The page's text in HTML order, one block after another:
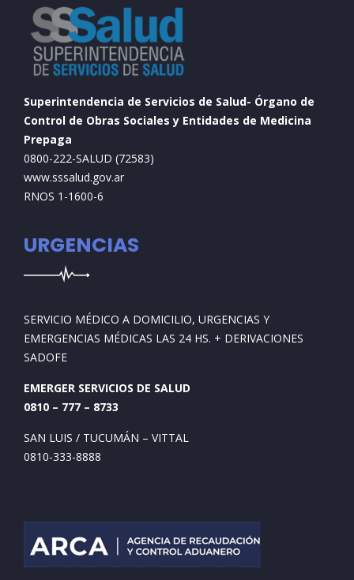
Superintendencia de Servicios de Salud- Órgano de
Control de Obras Sociales y Entidades de Medicina
Prepaga
0800-222-SALUD (72583)
www.sssalud.gov.ar
RNOS 1-1600-6
URGENCIAS
SERVICIO MÉDICO A DOMICILIO, URGENCIAS Y
EMERGENCIAS MÉDICAS LAS 24 HS. + DERIVACIONES
SADOFE
EMERGER SERVICIOS DE SALUD
0810 – 777 – 8733
SAN LUIS / TUCUMÁN – VITTAL
0810-333-8888